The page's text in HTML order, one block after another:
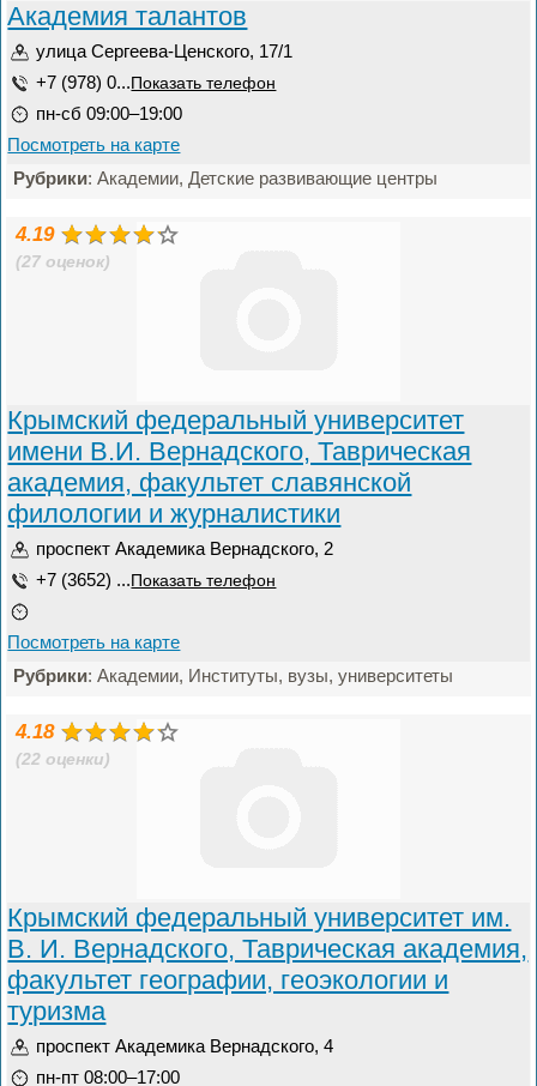
Академия талантов
улица Сергеева-Ценского, 17/1
+7 (978) 0... Показать телефон
пн-сб 09:00–19:00
Посмотреть на карте
Рубрики: Академии, Детские развивающие центры
4.19
(27 оценок)
Крымский федеральный университет
имени В.И. Вернадского, Таврическая
академия, факультет славянской
филологии и журналистики
проспект Академика Вернадского, 2
+7 (3652) ... Показать телефон
Посмотреть на карте
Рубрики: Академии, Институты, вузы, университеты
4.18
(22 оценки)
Крымский федеральный университет им.
В. И. Вернадского, Таврическая академия,
факультет географии, геоэкологии и
туризма
проспект Академика Вернадского, 4
пн-пт 08:00–17:00